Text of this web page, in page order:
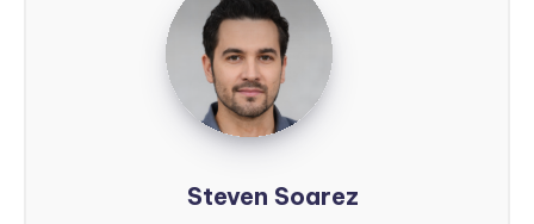
Soarez
Steven Soarez